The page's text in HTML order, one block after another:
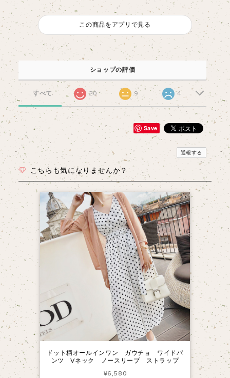
この商品をアプリで見る
ショップの評価
すべて 20 9 4
Save
通報する
こちらも気になりませんか？
ドット柄オールインワン ガウチョ ワイドパ
ンツ Vネック ノースリーブ ストラップ
¥6,580